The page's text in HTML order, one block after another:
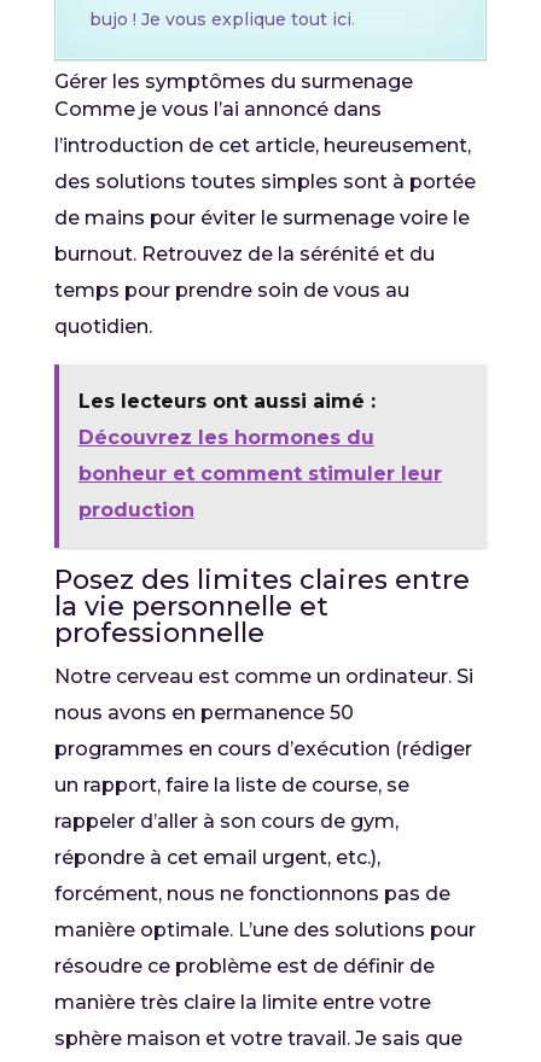
bujo ! Je vous explique tout ici.
Gérer les symptômes du surmenage
Comme je vous l’ai annoncé dans
l’introduction de cet article, heureusement,
des solutions toutes simples sont à portée
de mains pour éviter le surmenage voire le
burnout. Retrouvez de la sérénité et du
temps pour prendre soin de vous au
quotidien.
Les lecteurs ont aussi aimé :
Découvrez les hormones du
bonheur et comment stimuler leur
production
Posez des limites claires entre
la vie personnelle et
professionnelle
Notre cerveau est comme un ordinateur. Si
nous avons en permanence 50
programmes en cours d’exécution (rédiger
un rapport, faire la liste de course, se
rappeler d’aller à son cours de gym,
répondre à cet email urgent, etc.),
forcément, nous ne fonctionnons pas de
manière optimale. L’une des solutions pour
résoudre ce problème est de définir de
manière très claire la limite entre votre
sphère maison et votre travail. Je sais que